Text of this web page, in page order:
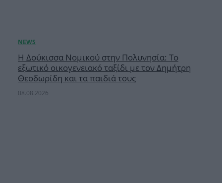
Η Δούκισσα Νομικού στην Πολυνησία: Το
εξωτικό οικογενειακό ταξίδι με τον Δημήτρη
Θεοδωρίδη και τα παιδιά τους
08.08.2026